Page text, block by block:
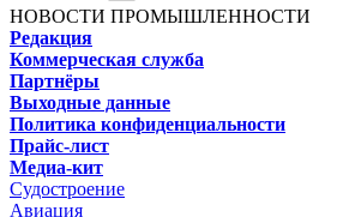
НОВОСТИ ПРОМЫШЛЕННОСТИ
Редакция
Коммерческая служба
Партнёры
Выходные данные
Политика конфиденциальности
Прайс-лист
Медиа-кит
Судостроение
Авиация